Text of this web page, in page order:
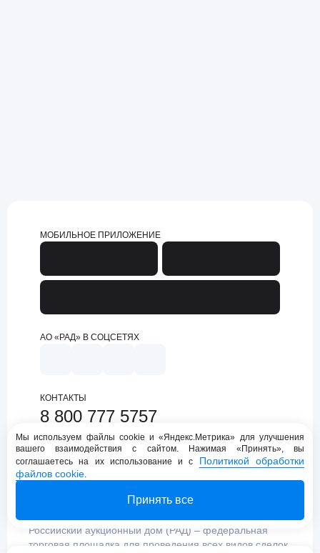
МОБИЛЬНОЕ ПРИЛОЖЕНИЕ
АО «РАД» В СОЦСЕТЯХ
КОНТАКТЫ
8 800 777 5757
support@lot-online.ru
Техническая поддержка
Российский аукционный дом (РАД) – федеральная
торговая площадка для проведения всех видов сделок
Мы используем файлы cookie и «Яндекс.Метрика» для улучшения
вашего взаимодействия с сайтом. Нажимая «Принять», вы
соглашаетесь на их использование и с Политикой обработки
файлов cookie.
Принять все